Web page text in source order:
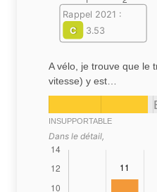
Rappel 2021 :
C
3.53
A vélo, je trouve que le
vitesse) y est…
INSUPPORTABLE
Dans le détail,